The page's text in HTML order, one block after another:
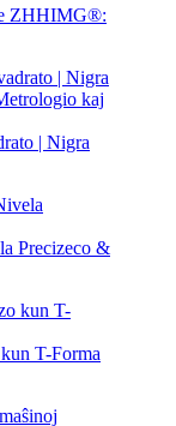
ZHHIMG®:
| Nigra
Precizeco &
T-Forma